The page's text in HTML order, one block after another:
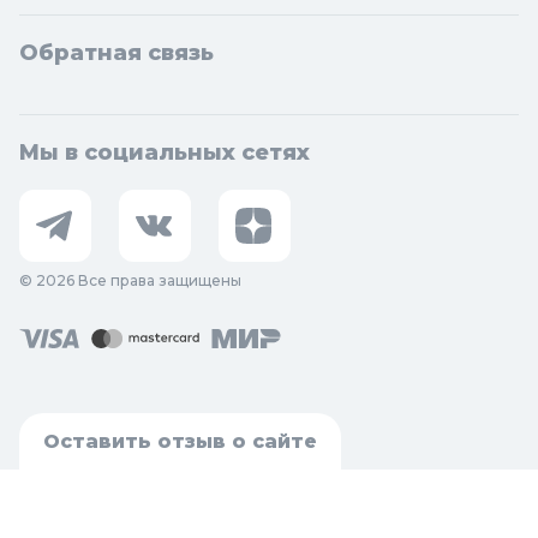
Обратная связь
Мы в социальных сетях
© 2026 Все права защищены
Оставить отзыв о сайте